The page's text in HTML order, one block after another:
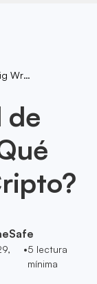
La Guerra Legal De Craig Wright: ¿Qué Significa Para Cripto?
de
•5 lectura
mínima